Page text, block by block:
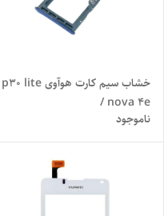
خشاب سیم کارت هوآوی p30 lite
/ nova 4e
ناموجود